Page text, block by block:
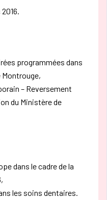
programmées dans
Montrouge,
– Reversement
du Ministère de
dans le cadre de la
les soins dentaires.